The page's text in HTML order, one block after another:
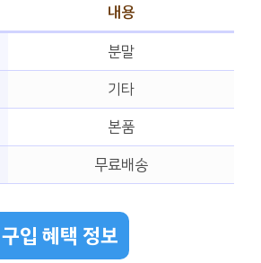
내용
분말
기타
본품
무료배송
구입 혜택 정보